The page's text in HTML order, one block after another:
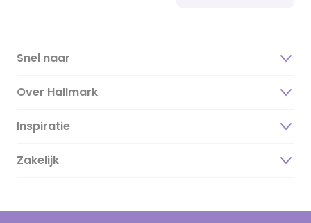
Snel naar
Over Hallmark
Over ons
Duurzaamheid
Inspiratie
Magazine
Cadeau inspiratie
Zakelijk